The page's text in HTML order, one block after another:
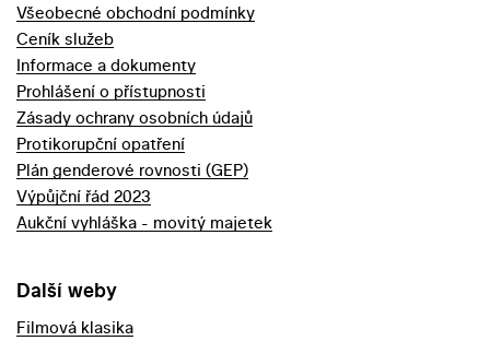
Všeobecné obchodní podmínky
Ceník služeb
Informace a dokumenty
Prohlášení o přístupnosti
Zásady ochrany osobních údajů
Protikorupční opatření
Plán genderové rovnosti (GEP)
Výpůjční řád 2023
Aukční vyhláška - movitý majetek
Další weby
Filmová klasika